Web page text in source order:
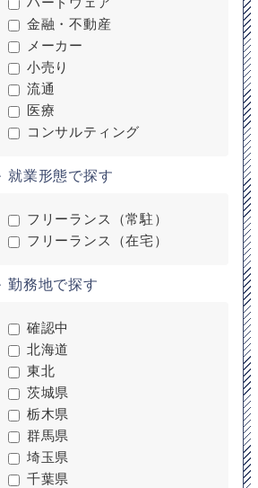
金融・不動産
メーカー
小売り
流通
医療
コンサルティング
就業形態で探す
フリーランス（常駐）
フリーランス（在宅）
勤務地で探す
確認中
北海道
東北
茨城県
栃木県
群馬県
埼玉県
千葉県